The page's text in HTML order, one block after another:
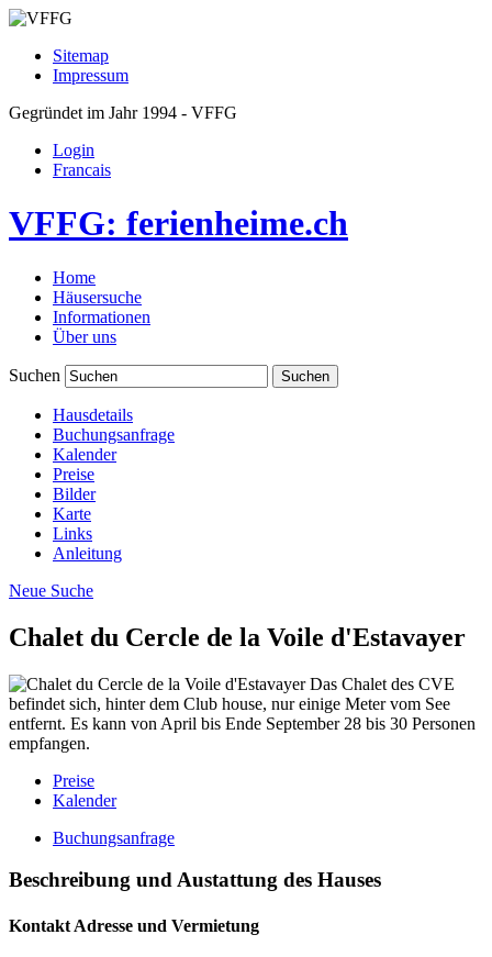
Sitemap
Impressum
Gegründet im Jahr 1994 - VFFG
Login
Francais
VFFG: ferienheime.ch
Home
Häusersuche
Informationen
Über uns
Suchen
Hausdetails
Buchungsanfrage
Kalender
Preise
Bilder
Karte
Links
Anleitung
Neue Suche
Chalet du Cercle de la Voile d'Estavayer
Das Chalet des CVE
befindet sich, hinter dem Club house, nur einige Meter vom See
entfernt. Es kann von April bis Ende September 28 bis 30 Personen
empfangen.
Preise
Kalender
Buchungsanfrage
Beschreibung und Austattung des Hauses
Kontakt Adresse und Vermietung